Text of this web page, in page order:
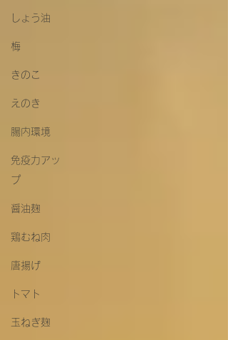
しょう油
梅
きのこ
えのき
腸内環境
免疫力アッ
プ
醤油麹
鶏むね肉
唐揚げ
トマト
玉ねぎ麹